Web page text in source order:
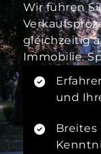
Wir führen
gleichzeitig
Immobilie.
und
Breites